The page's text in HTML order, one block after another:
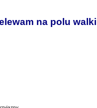
na polu